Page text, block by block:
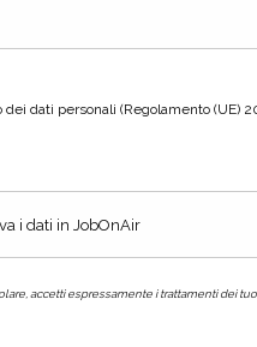
dati personali (Regolamento (UE)
accetti espressamente i trattamenti dei